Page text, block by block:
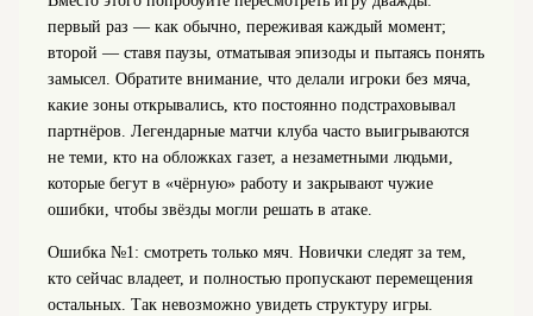
первый раз — как обычно, переживая каждый момент;
второй — ставя паузы, отматывая эпизоды и пытаясь понять
замысел. Обратите внимание, что делали игроки без мяча,
какие зоны открывались, кто постоянно подстраховывал
партнёров. Легендарные матчи клуба часто выигрываются
не теми, кто на обложках газет, а незаметными людьми,
которые бегут в «чёрную» работу и закрывают чужие
ошибки, чтобы звёзды могли решать в атаке.
Ошибка №1: смотреть только мяч. Новички следят за тем,
кто сейчас владеет, и полностью пропускают перемещения
остальных. Так невозможно увидеть структуру игры.